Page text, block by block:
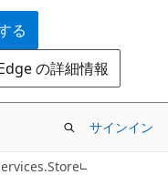
る
の詳細情報
サインイン